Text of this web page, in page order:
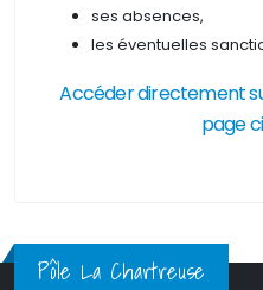
ses absences,
les éventuelles
Accéder directement
page
Pôle La Chartreuse